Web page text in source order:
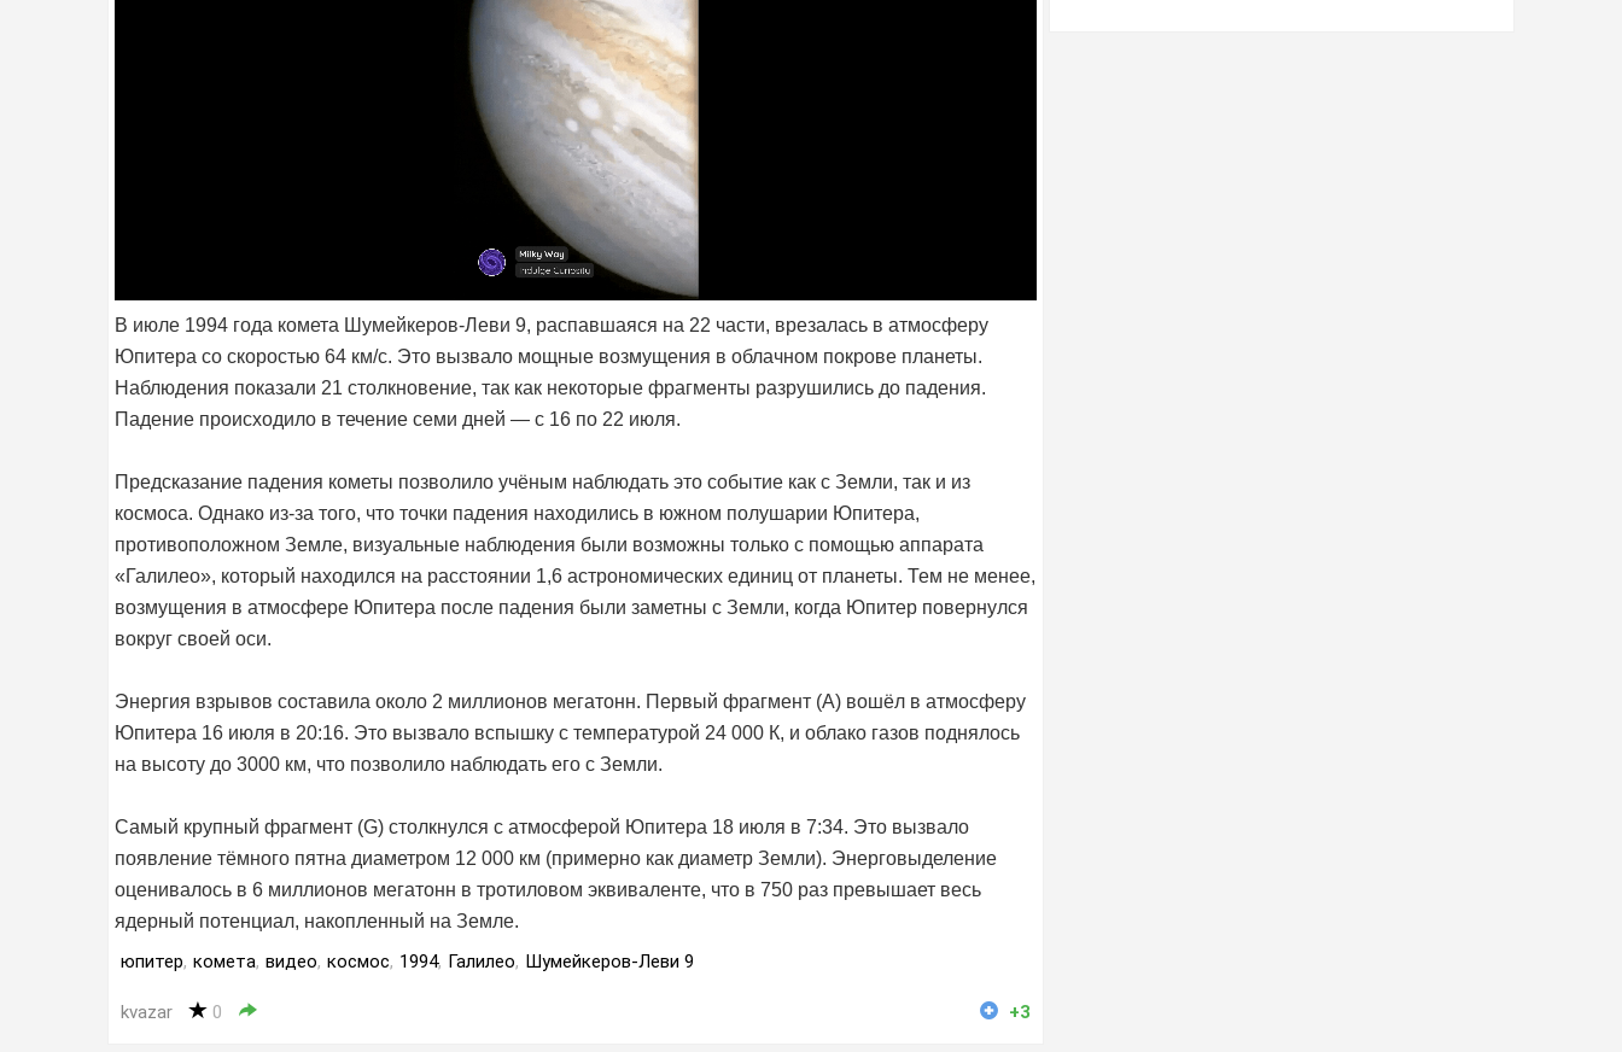
В июле 1994 года комета Шумейкеров-Леви 9, распавшаяся на 22 части, врезалась в атмосферу
Юпитера со скоростью 64 км/с. Это вызвало мощные возмущения в облачном покрове планеты.
Наблюдения показали 21 столкновение, так как некоторые фрагменты разрушились до падения.
Падение происходило в течение семи дней — с 16 по 22 июля.
Предсказание падения кометы позволило учёным наблюдать это событие как с Земли, так и из
космоса. Однако из-за того, что точки падения находились в южном полушарии Юпитера,
противоположном Земле, визуальные наблюдения были возможны только с помощью аппарата
«Галилео», который находился на расстоянии 1,6 астрономических единиц от планеты. Тем не менее,
возмущения в атмосфере Юпитера после падения были заметны с Земли, когда Юпитер повернулся
вокруг своей оси.
Энергия взрывов составила около 2 миллионов мегатонн. Первый фрагмент (A) вошёл в атмосферу
Юпитера 16 июля в 20:16. Это вызвало вспышку с температурой 24 000 К, и облако газов поднялось
на высоту до 3000 км, что позволило наблюдать его с Земли.
Самый крупный фрагмент (G) столкнулся с атмосферой Юпитера 18 июля в 7:34. Это вызвало
появление тёмного пятна диаметром 12 000 км (примерно как диаметр Земли). Энерговыделение
оценивалось в 6 миллионов мегатонн в тротиловом эквиваленте, что в 750 раз превышает весь
ядерный потенциал, накопленный на Земле.
юпитер, комета, видео, космос, 1994, Галилео, Шумейкеров-Леви 9
kvazar 0 +3